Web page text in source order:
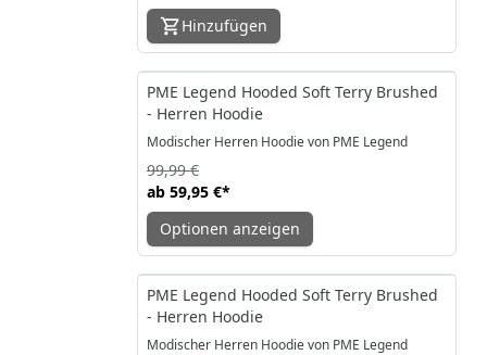
Hinzufügen
-40%
PME Legend Hooded Soft Terry Brushed
- Herren Hoodie
Modischer Herren Hoodie von PME Legend
ab 59,95 €*
99,99 €
Optionen anzeigen
-40%
PME Legend Hooded Soft Terry Brushed
- Herren Hoodie
Modischer Herren Hoodie von PME Legend